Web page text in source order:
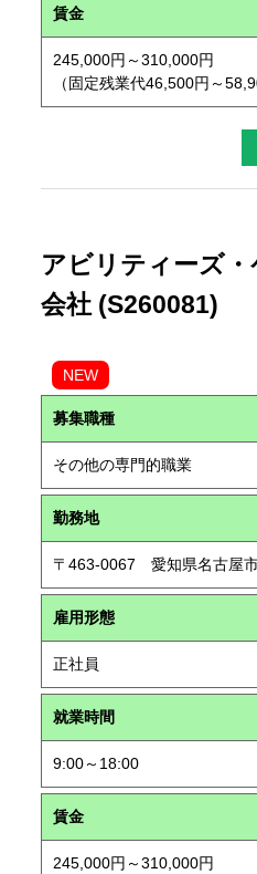
賃金
245,000円～310,000円
（固定残業代46,500円～
アビリティーズ
会社 (S260081)
NEW
募集職種
その他の専門的職業
勤務地
〒463-0067 愛知県名古屋
雇用形態
正社員
就業時間
9:00～18:00
賃金
245,000円～310,000円